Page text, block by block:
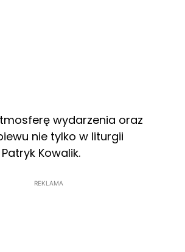
wydarzenia oraz
nie tylko w liturgii
Kowalik.
REKLAMA